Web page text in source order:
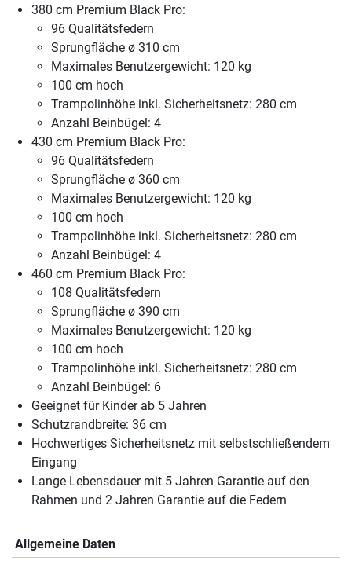
380 cm Premium Black Pro:
96 Qualitätsfedern
Sprungfläche ø 310 cm
Maximales Benutzergewicht: 120 kg
100 cm hoch
Trampolinhöhe inkl. Sicherheitsnetz: 280 cm
Anzahl Beinbügel: 4
430 cm Premium Black Pro:
96 Qualitätsfedern
Sprungfläche ø 360 cm
Maximales Benutzergewicht: 120 kg
100 cm hoch
Trampolinhöhe inkl. Sicherheitsnetz: 280 cm
Anzahl Beinbügel: 4
460 cm Premium Black Pro:
108 Qualitätsfedern
Sprungfläche ø 390 cm
Maximales Benutzergewicht: 120 kg
100 cm hoch
Trampolinhöhe inkl. Sicherheitsnetz: 280 cm
Anzahl Beinbügel: 6
Geeignet für Kinder ab 5 Jahren
Schutzrandbreite: 36 cm
Hochwertiges Sicherheitsnetz mit selbstschließendem
Eingang
Lange Lebensdauer mit 5 Jahren Garantie auf den
Rahmen und 2 Jahren Garantie auf die Federn
Allgemeine Daten